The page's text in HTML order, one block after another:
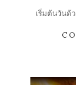
13เริ่มต้นวันด้